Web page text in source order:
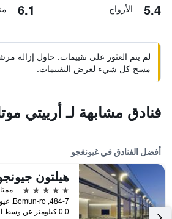
5.4 الأزواج 6.1
لم يتم العثور على تقييمات. حاول إزالة
مسح كل شيء لعرض التقييمات.
فنادق مشابهة لـ أرييتي
أفضل الفنادق في غيونغجو
هيلتون
5 نجوم
ممتاز
0.0 كيلومتر عن وسط المدينة